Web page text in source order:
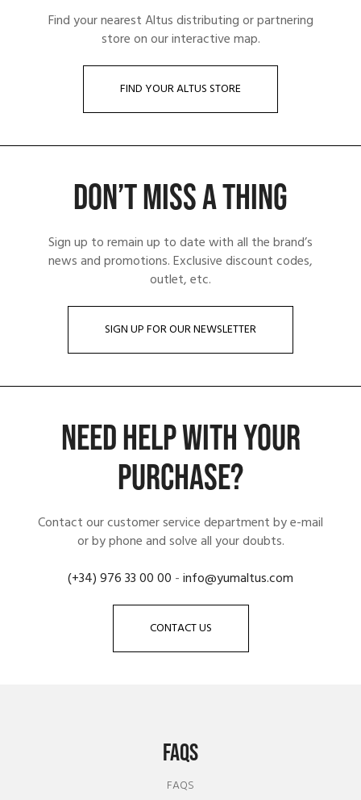
Find your nearest Altus distributing or partnering
store on our interactive map.
FIND YOUR ALTUS STORE
DON’T MISS A THING
Sign up to remain up to date with all the brand’s
news and promotions. Exclusive discount codes,
outlet, etc.
SIGN UP FOR OUR NEWSLETTER
NEED HELP WITH YOUR
PURCHASE?
Contact our customer service department by e-mail
or by phone and solve all your doubts.
(+34) 976 33 00 00 -info@yumaltus.com
CONTACT US
FAQS
FAQS